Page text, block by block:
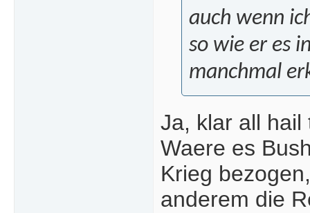
auch wenn
so wie er es
manchmal
Ja, klar all hail
Waere es
Krieg
anderem die